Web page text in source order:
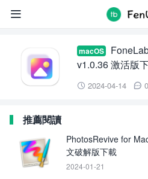
 FoneLab HEIC Converter
macOS
v1.0.36 激活版
 2024-04-14  0
推薦閱讀
PhotosRevive for
文破解版下載
2024-01-21